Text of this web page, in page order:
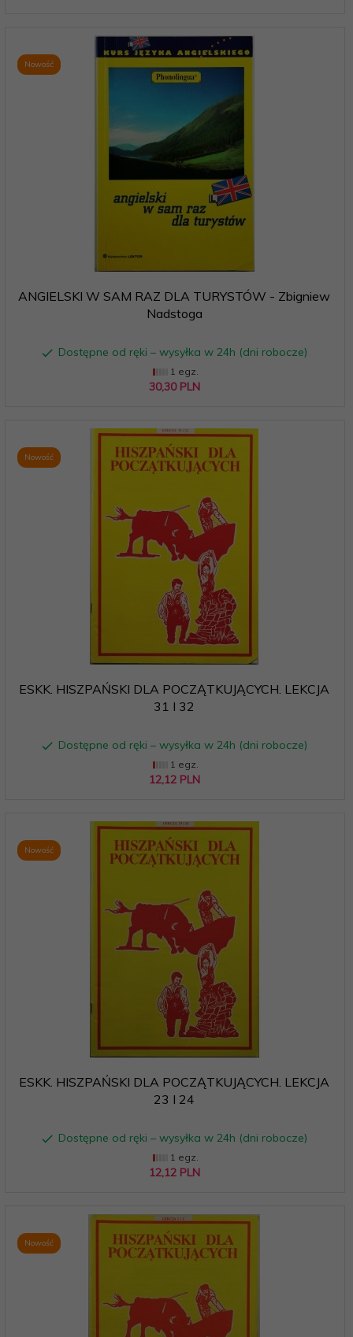
Nowość
ANGIELSKI W SAM RAZ DLA TURYSTÓW - Zbigniew
Nadstoga
Dostępne od ręki – wysyłka w 24h (dni robocze)
1 egz.
30,30 PLN
Nowość
ESKK. HISZPAŃSKI DLA POCZĄTKUJĄCYCH. LEKCJA
31 I 32
Dostępne od ręki – wysyłka w 24h (dni robocze)
1 egz.
12,12 PLN
Nowość
ESKK. HISZPAŃSKI DLA POCZĄTKUJĄCYCH. LEKCJA
23 I 24
Dostępne od ręki – wysyłka w 24h (dni robocze)
1 egz.
12,12 PLN
Nowość